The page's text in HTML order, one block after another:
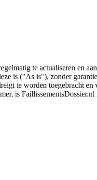
te actualiseren en
is ("As is"), zonder
te worden toegebracht
is